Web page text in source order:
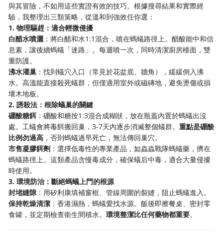
與其冒險，不如用這些實證有效的技巧。根據搜尋結果和實際經
驗，我整理出三類策略，從溫和到強效任你選：
​1. 物理驅趕：適合輕微侵擾​
​白醋水噴灑​​：將白醋和水1:1混合，噴在螞蟻路徑上。醋酸能中和信
息素，讓後續螞蟻「迷路」。每週噴一次，同時清潔廚房檯面，雙
重防護。
​沸水灌巢​ ​：找到蟻穴入口（常見於花盆底、牆角），緩緩倒入沸
水。高溫能直接殺死蟻群，但僅適用室外或磁磚地，避免燙傷或損
壞木地板。
​2. 誘殺法：根除蟻巢的關鍵​
​硼酸糖餌​​：硼酸和糖按1:3混合成糊狀，放在瓶蓋內置於螞蟻出沒
處。工蟻會將毒餌搬回巢，3-7天內逐步消滅整個蟻群。​​重點是硼酸
比例勿過高​ ​，否則螞蟻過早死亡，無法傳回巢穴。
​市售凝膠餌劑​ ​：選擇低毒性的專業產品，如蟲蟲戰隊螞蟻藥，擠在
螞蟻路徑上。這類產品含慢毒成分，確保蟻后中毒，適合大量侵擾
時使用。
​3. 環境防治：斷絕螞蟻上門的根源​
​封堵縫隙​​：用矽利康填補窗框、管線周圍的裂縫，阻止螞蟻進入。
​保持乾燥清潔​ ​：香港濕熱，螞蟻愛找水源。飯後即擦餐桌、密封零
食罐，並定期檢查衛生間積水。​​環境整潔比任何藥物都重要​​。